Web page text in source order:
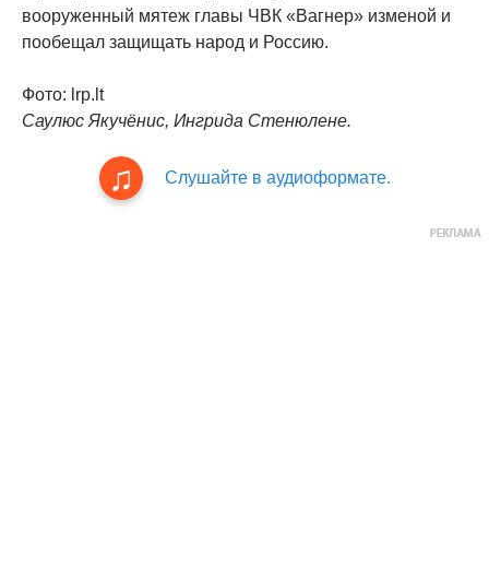
вооруженный мятеж главы ЧВК «Вагнер» изменой и
пообещал защищать народ и Россию.
Фото: lrp.lt
Саулюс Якучёнис, Ингрида Стенюлене.
Слушайте в аудиоформате.